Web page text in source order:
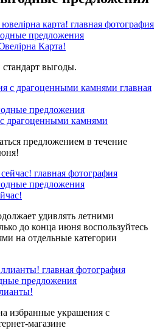
предложения
Карта!
выгоды.
предложения
драгоценными камнями
предложением в течение
предложения
удивлять летними
до конца июня воспользуйтесь
на отдельные категории
предложения
избранные украшения с
магазине